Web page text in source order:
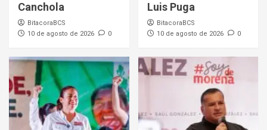
Canchola
BitacoraBCS
10 de agosto de 2026
0
Luis Puga
BitacoraBCS
10 de agosto de 2026
0